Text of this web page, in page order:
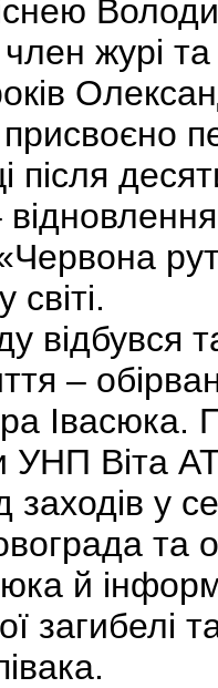
журі та
після
відбувся
–
Івасюка.
УНП Віта
заходів у
та
й
загибелі